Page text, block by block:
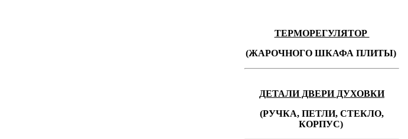
ТЕРМОРЕГУЛЯТОР
(ЖАРОЧНОГО ШКАФА ПЛИТЫ)
ДЕТАЛИ ДВЕРИ ДУХОВКИ
(РУЧКА, ПЕТЛИ, СТЕКЛО,
КОРПУС)